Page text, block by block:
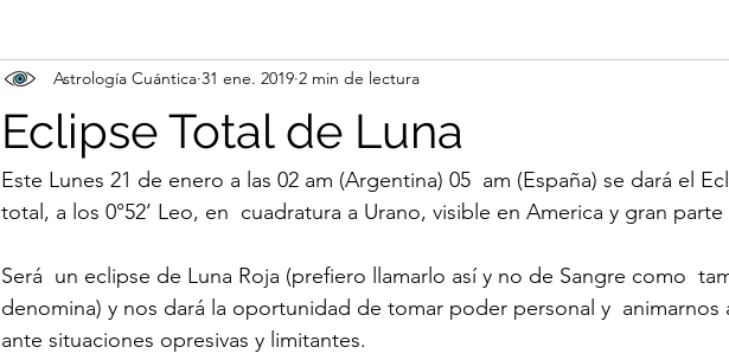
Eclipse Total de Luna
Astrología Cuántica 31 ene. 2019 2 min de lectura
Este Lunes 21 de enero a las 02 am (Argentina) 05  am (España) se dará el
total, a los 0°52’ Leo, en  cuadratura a Urano, visible en America y gran
Será  un eclipse de Luna Roja (prefiero llamarlo así y no de Sangre como
denomina) y nos dará la oportunidad de tomar poder personal y  animarnos
ante situaciones opresivas y limitantes.